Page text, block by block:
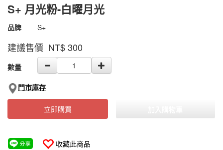
S+ 月光粉-白曜月光
商品代號 4711075577552
4711075577552
品牌 S+
建議售價 NT$300
GOODS000000000000002571107
數量
門市庫存
立即購買
收藏此商品